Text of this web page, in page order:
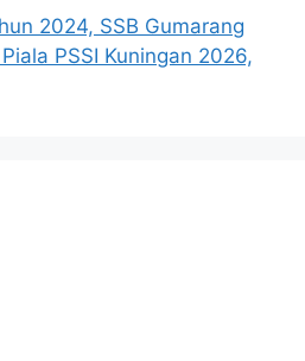
2024, SSB Gumarang
PSSI Kuningan 2026,